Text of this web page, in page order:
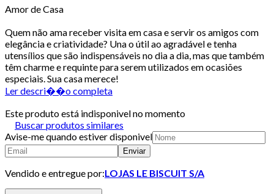
Amor de Casa
Quem não ama receber visita em casa e servir os amigos com
elegância e criatividade? Una o útil ao agradável e tenha
utensílios que são indispensáveis no dia a dia, mas que também
têm charme e requinte para serem utilizados em ocasiões
especiais. Sua casa merece!
Ler descri��o completa
Este produto está indisponivel no momento
Buscar produtos similares
Avise-me quando estiver disponivel
Enviar
Vendido e entregue por:LOJAS LE BISCUIT S/A